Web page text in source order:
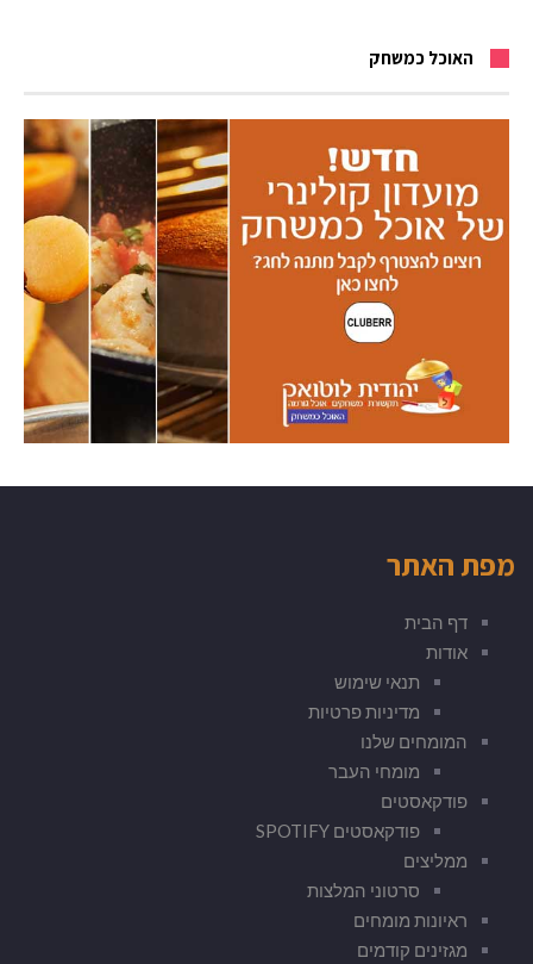
האוכל כמשחק
מפת האתר
דף הבית
אודות
תנאי שימוש
מדיניות פרטיות
המומחים שלנו
מומחי העבר
פודקאסטים
פודקאסטים SPOTIFY
ממליצים
סרטוני המלצות
ראיונות מומחים
מגזינים קודמים